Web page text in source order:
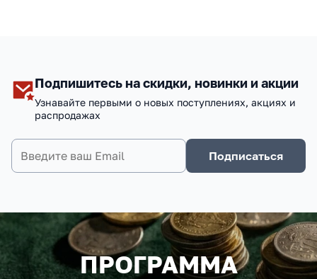
Подпишитесь на скидки, новинки и акции
Узнавайте первыми о новых поступлениях, акциях и
распродажах
Подписаться
ПРОГРАММА